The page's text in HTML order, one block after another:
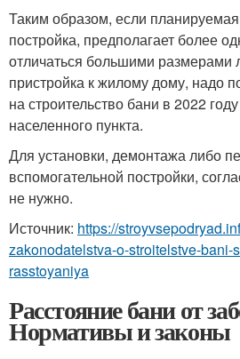
Таким образом, если
постройка, предполагает более
отличаться большими размерами
пристройка к жилому дому, надо
на строительство бани в 2022
населенного пункта.
Для установки, демонтажа либо
вспомогательной постройки,
не нужно.
Источник: https://
zakonodatelstva-o-stroitelstve-bani-
rasstoyaniya
Расстояние бани от
Нормативы и законы